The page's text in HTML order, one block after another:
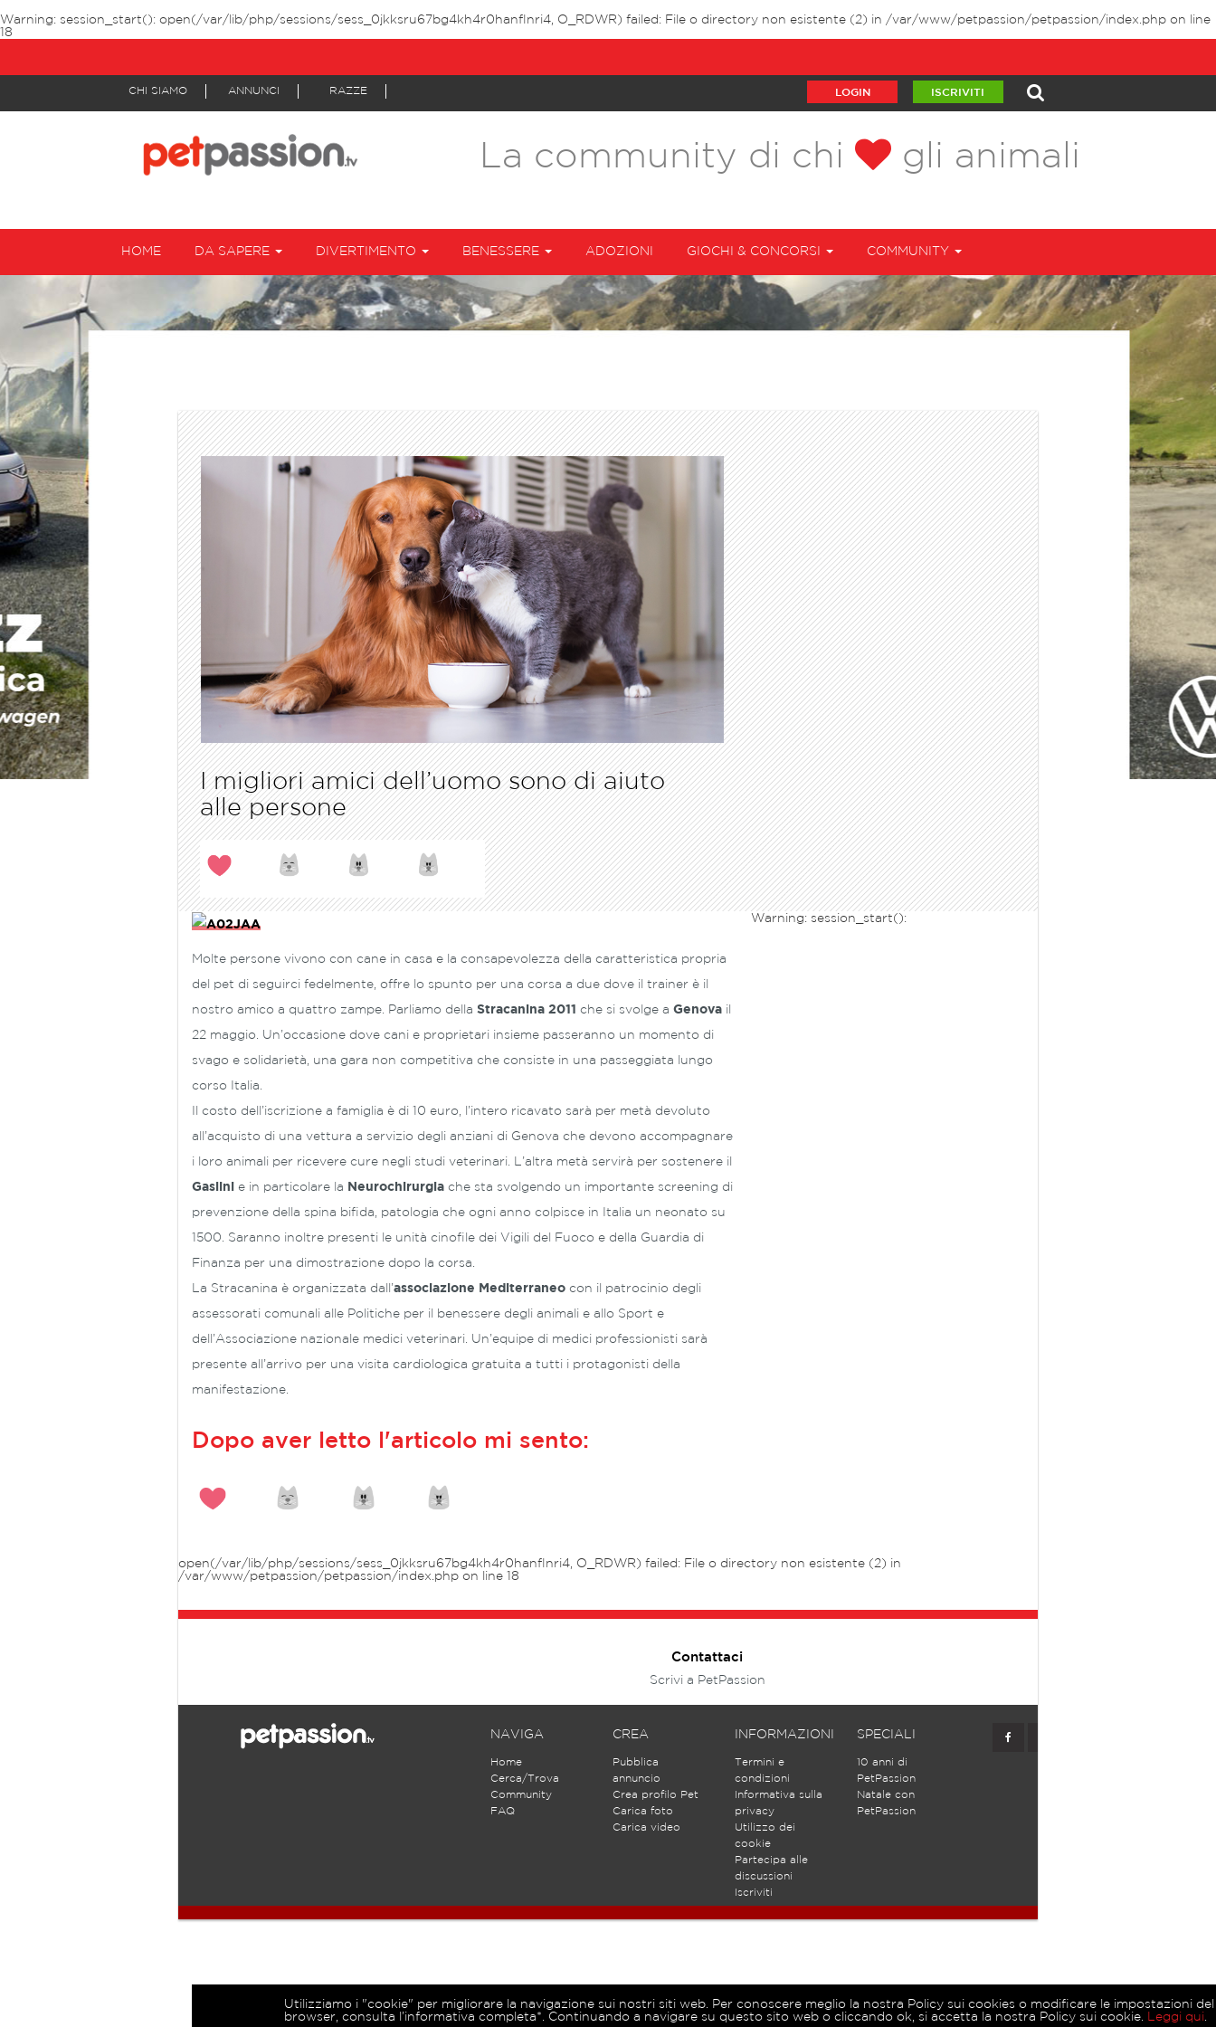
Warning: session_start(): open(/var/lib/php/sessions/sess_0jkksru67bg4kh4r0hanflnri4, O_RDWR) failed: File o directory non esistente (2) in /var/www/petpassion/petpassion/index.php on line
18
CHI SIAMO ANNUNCI RAZZE LOGIN ISCRIVITI
La community di chi gli animali
HOME DA SAPERE DIVERTIMENTO BENESSERE ADOZIONI GIOCHI & CONCORSI COMMUNITY
I migliori amici dell’uomo sono di aiuto
alle persone
Molte persone vivono con cane in casa e la consapevolezza della caratteristica propria
del pet di seguirci fedelmente, offre lo spunto per una corsa a due dove il trainer è il
nostro amico a quattro zampe. Parliamo della Stracanina 2011 che si svolge a Genova il
22 maggio. Un’occasione dove cani e proprietari insieme passeranno un momento di
svago e solidarietà, una gara non competitiva che consiste in una passeggiata lungo
corso Italia.
Il costo dell’iscrizione a famiglia è di 10 euro, l’intero ricavato sarà per metà devoluto
all’acquisto di una vettura a servizio degli anziani di Genova che devono accompagnare
i loro animali per ricevere cure negli studi veterinari. L’altra metà servirà per sostenere il
Gaslini e in particolare la Neurochirurgia che sta svolgendo un importante screening di
prevenzione della spina bifida, patologia che ogni anno colpisce in Italia un neonato su
1500. Saranno inoltre presenti le unità cinofile dei Vigili del Fuoco e della Guardia di
Finanza per una dimostrazione dopo la corsa.
La Stracanina è organizzata dall’associazione Mediterraneo con il patrocinio degli
assessorati comunali alle Politiche per il benessere degli animali e allo Sport e
dell’Associazione nazionale medici veterinari. Un’equipe di medici professionisti sarà
presente all’arrivo per una visita cardiologica gratuita a tutti i protagonisti della
manifestazione.
Dopo aver letto l'articolo mi sento:
Warning: session_start():
open(/var/lib/php/sessions/sess_0jkksru67bg4kh4r0hanflnri4, O_RDWR) failed: File o directory non esistente (2) in
/var/www/petpassion/petpassion/index.php on line 18
Contattaci
Scrivi a PetPassion
NAVIGA
Home
Cerca/Trova
Community
FAQ
CREA
Pubblica
annuncio
Crea profilo Pet
Carica foto
Carica video
INFORMAZIONI
Termini e
condizioni
Informativa sulla
privacy
Utilizzo dei
cookie
Partecipa alle
discussioni
Iscriviti
SPECIALI
10 anni di
PetPassion
Natale con
PetPassion
Utilizziamo i "cookie" per migliorare la navigazione sui nostri siti web. Per conoscere meglio la nostra Policy sui cookies o modificare le impostazioni
browser, consulta l’informativa completa*. Continuando a navigare su questo sito web o cliccando ok, si accetta la nostra Policy sui cookie.
Leggi qui